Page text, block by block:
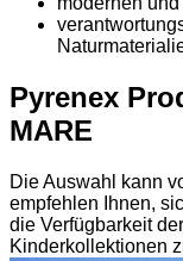
Pyrenex
MARE
Die Auswahl kann
empfehlen Ihnen,
die Verfügbarkeit
Kinderkollektionen